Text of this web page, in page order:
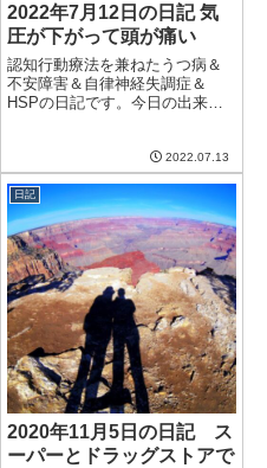
2022年7月12日の日記 気
圧が下がって頭が痛い
認知行動療法を兼ねたうつ病＆
不安障害＆自律神経失調症＆
HSPの日記です。今日の出来事
瓶が心配ではあったけど、ここ
まで降らなくてもよかったの
に。気圧が下がっていることも
あり、夫は頭が痛く...
2022.07.13
日記
2020年11月5日の日記 ス
ーパーとドラッグストアで